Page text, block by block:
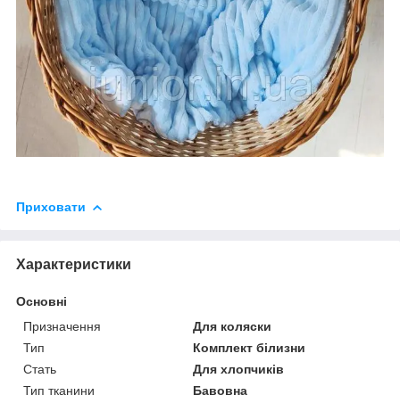
Приховати
Характеристики
Основні
Призначення
Для коляски
Тип
Комплект білизни
Стать
Для хлопчиків
Тип тканини
Бавовна